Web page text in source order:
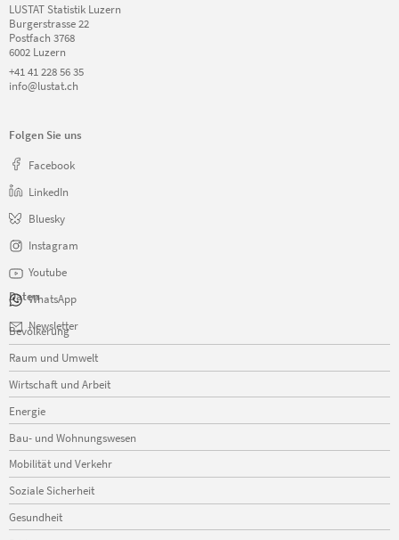
LUSTAT Statistik Luzern
Burgerstrasse 22
Postfach 3768
6002 Luzern
+41 41 228 56 35
info@lustat.ch
Folgen Sie uns
Facebook
LinkedIn
Bluesky
Instagram
Youtube
WhatsApp
Newsletter
Daten
Navigation
überspringen
Bevölkerung
Raum und Umwelt
Wirtschaft und Arbeit
Energie
Bau- und Wohnungswesen
Mobilität und Verkehr
Soziale Sicherheit
Gesundheit